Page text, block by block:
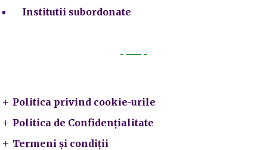
Institutii subordonate
Politica privind cookie-urile
Politica de Confidențialitate
Termeni și condiții